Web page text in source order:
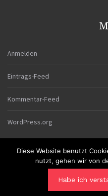
Anmelden
Eintrags-Feed
Kommentar-Feed
WordPress.org
Proudly powered by
Diese Website benutzt
nutzt, gehen wir von
Habe ich